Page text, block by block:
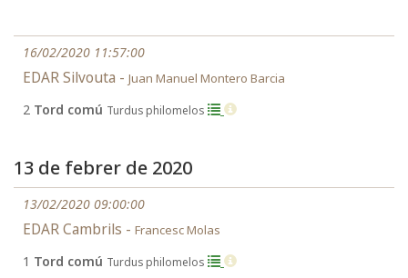
16/02/2020 11:57:00
EDAR Silvouta - Juan Manuel Montero Barcia
2 Tord comú Turdus philomelos
13 de febrer de 2020
13/02/2020 09:00:00
EDAR Cambrils - Francesc Molas
1 Tord comú Turdus philomelos